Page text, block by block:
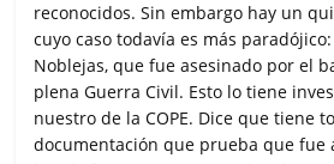
reconocidos. Sin embargo hay un
cuyo caso todavía es más paradójico:
Noblejas, que fue asesinado por el
plena Guerra Civil. Esto lo tiene
nuestro de la COPE. Dice que tiene
documentación que prueba que fue